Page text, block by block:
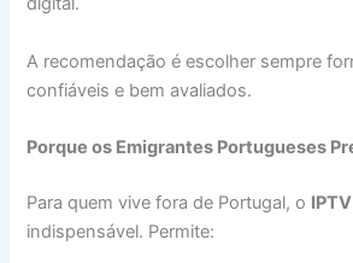
A recomendação é escolher sempre
confiáveis e bem avaliados.
Porque os Emigrantes Portugueses
Para quem vive fora de Portugal, o
indispensável. Permite: